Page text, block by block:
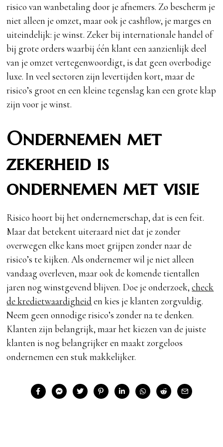
risico van wanbetaling door je afnemers. Zo bescherm je
niet alleen je omzet, maar ook je cashflow, je marges en
uiteindelijk: je winst. Zeker bij internationale handel of
bij grote orders waarbij één klant een aanzienlijk deel
van je omzet vertegenwoordigt, is dat geen overbodige
luxe. In veel sectoren zijn levertijden kort, maar de
risico’s groot en een kleine tegenslag kan een grote klap
zijn voor je winst.
Ondernemen met
zekerheid is
ondernemen met visie
Risico hoort bij het ondernemerschap, dat is een feit.
Maar dat betekent uiteraard niet dat je zonder
overwegen elke kans moet grijpen zonder naar de
risico’s te kijken. Als ondernemer wil je niet alleen
vandaag overleven, maar ook de komende tientallen
jaren nog winstgevend blijven. Doe je onderzoek,check
de kredietwaardigheiden kies je klanten zorgvuldig.
Neem geen onnodige risico’s zonder na te denken.
Klanten zijn belangrijk, maar het kiezen van de juiste
klanten is nog belangrijker en maakt zorgeloos
ondernemen een stuk makkelijker.